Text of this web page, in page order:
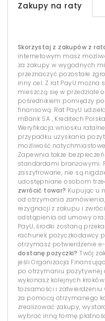
Zakupy na raty
Skorzystaj z zakupów z
internetowym masz
za zakupy w wygodnych
przeznaczyć pozostałe
inny cel. Z rat PayU można
mieszczą się w przedziale
pośrednikiem pomiędzy
finansową. Rat PayU
mBank SA , Kreditech
Weryfikacja wniosku
przypadku uzyskania
możliwość
Zapewnia także
standardami branżowymi.
zaszyfrowane, nie są
udostępniane osobom
zwrócić towar? Kupując u
od otrzymania
rezygnacji z zakupu i
odstąpienia od umowy
PayU, środki zostaną
rachunek pożyczkodawcy
otrzymasz potwierdzenie
dostanę pożyczki? Twój
jeśli Organizacja
po otrzymaniu pozytywnej
wykonasz kolejnych
tożsamości i
za pomocą otrzymanego
zrealizować zakupy,
wybrać inną formę